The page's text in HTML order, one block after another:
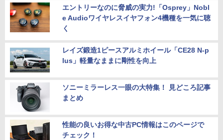
エントリーなのに脅威の実力!「Osprey」Nobl
e Audioワイヤレスイヤフォン4機種を一気に聴
く
レイズ鍛造1ピースアルミホイール「CE28 N-p
lus」軽量なままに剛性を向上
ソニーミラーレス一眼の大特集！ 見どころ記事
まとめ
性能の良いお得な中古PC情報はこのページで
チェック！